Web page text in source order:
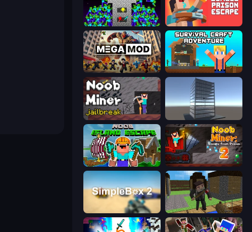
Stick Epic Fighter
MegamodGames Survival Craft Adventure
Noob Miner: Escape From Prison Craft 3D
Noob: Island Escape Noob Miner 2: Escape From Prison
Block Pixel Gun Apocalypse 3